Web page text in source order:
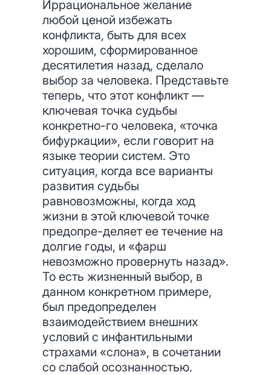
Иррациональное желание
любой ценой избежать
конфликта, быть для всех
хорошим, сформированное
десятилетия назад, сделало
выбор за человека. Представьте
теперь, что этот конфликт —
ключевая точка судьбы
конкретно-го человека, «точка
бифуркации», если говорит на
языке теории систем. Это
ситуация, когда все варианты
развития судьбы
равновозможны, когда ход
жизни в этой ключевой точке
предопре-деляет ее течение на
долгие годы, и «фарш
невозможно провернуть назад».
То есть жизненный выбор, в
данном конкретном примере,
был предопределен
взаимодействием внешних
условий с инфантильными
страхами «слона», в сочетании
со слабой осознанностью.